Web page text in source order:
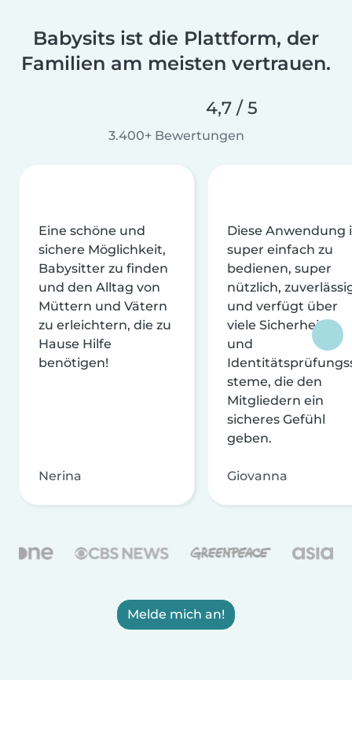
Babysits ist die Plattform, der
Familien am meisten vertrauen.
4,7 / 5
3.400+ Bewertungen
Eine schöne und
sichere Möglichkeit,
Babysitter zu finden
und den Alltag von
Müttern und Vätern
zu erleichtern, die zu
Hause Hilfe
benötigen!
Nerina
Diese Anwendung
super einfach zu
bedienen, super
nützlich,
und verfügt über
viele Sicherheits-
und
steme, die den
Mitgliedern ein
sicheres Gefühl
geben.
Giovanna
Melde mich an!